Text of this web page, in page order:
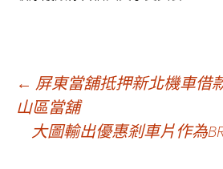
文
章
← 屏東當舖抵押新北機車借
山區當舖
大圖輸出優惠剎車片作為